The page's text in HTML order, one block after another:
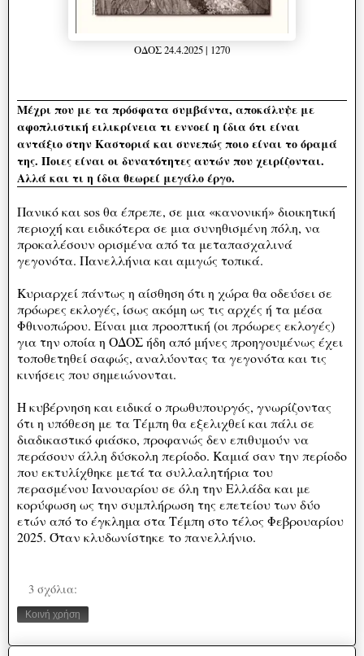
ΟΔΟΣ 24.4.2025 | 1270
Μέχρι που με τα πρόσφατα συμβάντα, αποκάλυψε με
αφοπλιστική ειλικρίνεια τι εννοεί η ίδια ότι είναι
αντάξιο στην Καστοριά και συνεπώς ποιο είναι το όραμά
της. Ποιες είναι οι δυνατότητες αυτών που χειρίζονται.
Αλλά και τι η ίδια θεωρεί μεγάλο έργο.
Πανικό και sos θα έπρεπε, σε μια «κανονική» διοικητική
περιοχή και ειδικότερα σε μια συνηθισμένη πόλη, να
προκαλέσουν ορισμένα από τα μεταπασχαλινά
γεγονότα. Πανελλήνια και αμιγώς τοπικά.
Κυριαρχεί πάντως η αίσθηση ότι η χώρα θα οδεύσει σε
πρόωρες εκλογές, ίσως ακόμη ως τις αρχές ή τα μέσα
Φθινοπώρου. Είναι μια προοπτική (οι πρόωρες εκλογές)
για την οποία η ΟΔΟΣ ήδη από μήνες προηγουμένως έχει
τοποθετηθεί σαφώς, αναλύοντας τα γεγονότα και τις
κινήσεις που σημειώνονται.
Η κυβέρνηση και ειδικά ο πρωθυπουργός, γνωρίζοντας
ότι η υπόθεση με τα Τέμπη θα εξελιχθεί και πάλι σε
διαδικαστικό φιάσκο, προφανώς δεν επιθυμούν να
περάσουν άλλη δύσκολη περίοδο. Καμιά σαν την περίοδο
που εκτυλίχθηκε μετά τα συλλαλητήρια του
περασμένου Ιανουαρίου σε όλη την Ελλάδα και με
κορύφωση ως την συμπλήρωση της επετείου των δύο
ετών από το έγκλημα στα Τέμπη στο τέλος Φεβρουαρίου
2025. Όταν κλυδωνίστηκε το πανελλήνιο.
3 σχόλια:
Κοινή χρήση